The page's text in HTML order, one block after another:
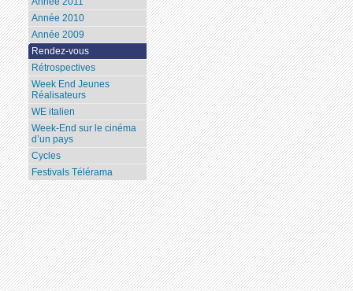
Année 2010
Année 2009
Rendez-vous
Rétrospectives
Week End Jeunes
Réalisateurs
WE italien
Week-End sur le cinéma
d’un pays
Cycles
Festivals Télérama